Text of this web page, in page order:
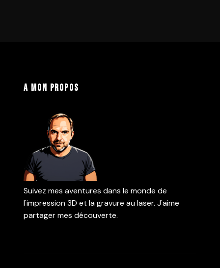
A mon propos
Suivez mes aventures dans le monde de
l'impression 3D et la gravure au laser. J'aime
partager mes découverte.